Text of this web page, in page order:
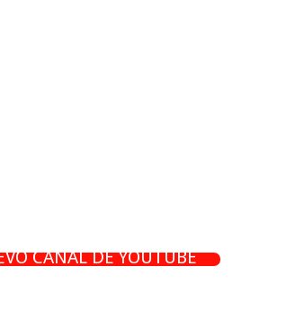
CANAL DE YOUTUBE